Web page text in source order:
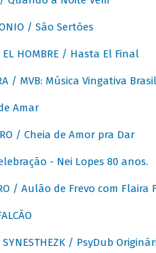
/ São Sertões
EL HOMBRE / Hasta El Final
/ MVB: Música Vingativa
Amar
RO / Cheia de Amor pra Dar
- Nei Lopes 80 anos.
/ Aulão de Frevo com Flaira
SYNESTHEZK / PsyDub